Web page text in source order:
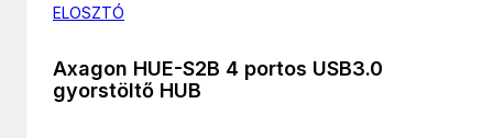
ELOSZTÓ
Axagon HUE-S2B 4 portos USB3.0
gyorstöltő HUB